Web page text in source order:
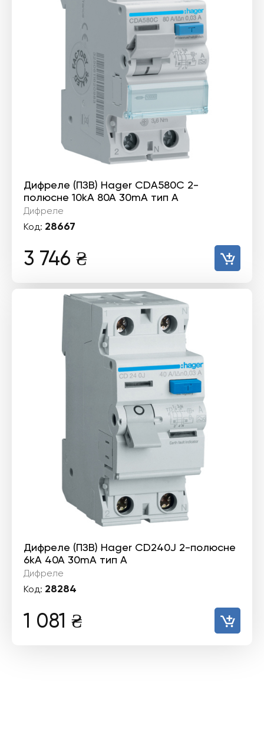
Дифреле (ПЗВ) Hager CDA580C 2-
полюсне 10kА 80А 30mA тип А
Дифреле
Код: 28667
3 746 ₴
Дифреле (ПЗВ) Hager CD240J 2-полюсне
6kА 40А 30mA тип А
Дифреле
Код: 28284
1 081 ₴